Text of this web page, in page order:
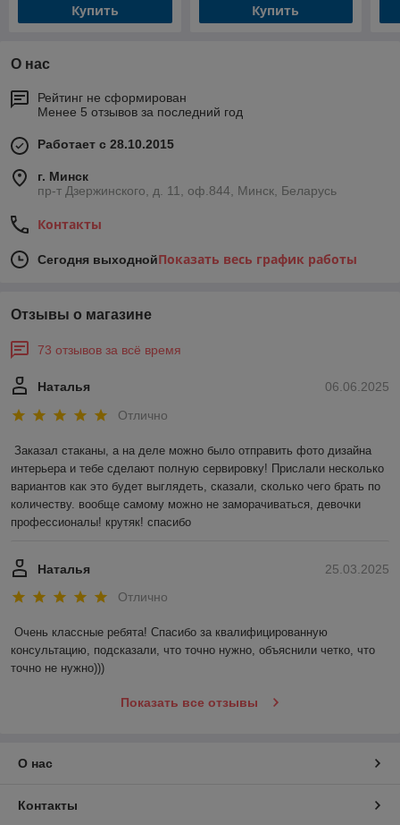
Купить Купить
О нас
Рейтинг не сформирован
Менее 5 отзывов за последний год
Работает с 28.10.2015
г. Минск
пр-т Дзержинского, д. 11, оф.844, Минск, Беларусь
Контакты
Сегодня выходнойПоказать весь график работы
Отзывы о магазине
73 отзывов за всё время
06.06.2025
Наталья
Отлично
Заказал стаканы, а на деле можно было отправить фото дизайна
интерьера и тебе сделают полную сервировку! Прислали несколько
вариантов как это будет выглядеть, сказали, сколько чего брать по
количеству. вообще самому можно не заморачиваться, девочки
профессионалы! крутяк! спасибо
25.03.2025
Наталья
Отлично
Очень классные ребята! Спасибо за квалифицированную
консультацию, подсказали, что точно нужно, объяснили четко, что
точно не нужно)))
Показать все отзывы
О нас
Контакты